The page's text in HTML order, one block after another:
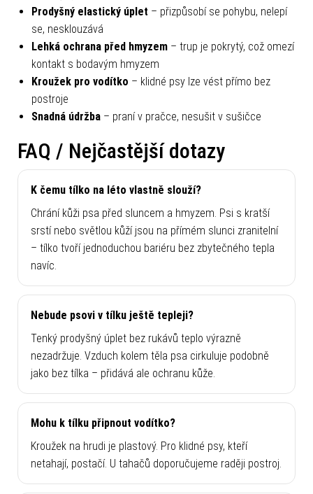
Prodyšný elastický úplet – přizpůsobí se pohybu, nelepí
se, nesklouzává
Lehká ochrana před hmyzem – trup je pokrytý, což omezí
kontakt s bodavým hmyzem
Kroužek pro vodítko – klidné psy lze vést přímo bez
postroje
Snadná údržba – praní v pračce, nesušit v sušičce
FAQ / Nejčastější dotazy
K čemu tílko na léto vlastně slouží?
Chrání kůži psa před sluncem a hmyzem. Psi s kratší
srstí nebo světlou kůží jsou na přímém slunci zranitelní
– tílko tvoří jednoduchou bariéru bez zbytečného tepla
navíc.
Nebude psovi v tílku ještě tepleji?
Tenký prodyšný úplet bez rukávů teplo výrazně
nezadržuje. Vzduch kolem těla psa cirkuluje podobně
jako bez tílka – přidává ale ochranu kůže.
Mohu k tílku připnout vodítko?
Kroužek na hrudi je plastový. Pro klidné psy, kteří
netahají, postačí. U tahačů doporučujeme raději postroj.